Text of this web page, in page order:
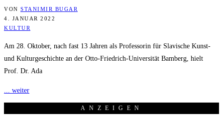
VON STANIMIR BUGAR
4. JANUAR 2022
KULTUR
Am 28. Oktober, nach fast 13 Jahren als Professorin für Slavische Kunst-
und Kulturgeschichte an der Otto-Friedrich-Universität Bamberg, hielt
Prof. Dr. Ada
... weiter
ANZEI­GEN